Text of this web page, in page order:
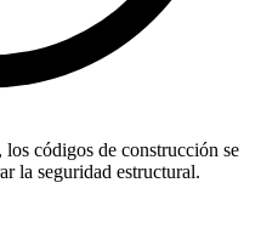
los códigos de construcción se
la seguridad estructural.